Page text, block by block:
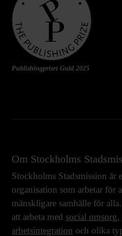
Publishingpriset Guld 2025
Om Stockholms
Stockholms Stadsmission är
organisation som arbetar för
mänskligare samhälle för
att arbeta med social omsorg,
arbetsintegration och olika